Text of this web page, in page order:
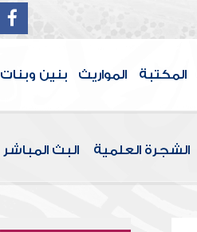
المكتبة المواريث بنين وبنات
الشجرة العلمية البث المباشر